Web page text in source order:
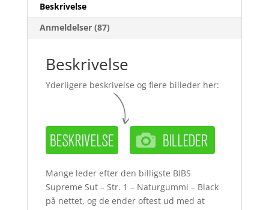
Beskrivelse
Anmeldelser (87)
Beskrivelse
Yderligere beskrivelse og flere billeder her:
Mange leder efter den billigste BIBS
Supreme Sut – Str. 1 – Naturgummi – Black
på nettet, og de ender oftest ud med at